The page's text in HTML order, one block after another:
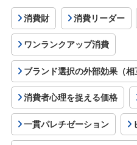
消費財 消費リーダー
ワンランクアップ消費
ブランド選択の外部効果（相
消費者心理を捉える価格
一貫パレチゼーション